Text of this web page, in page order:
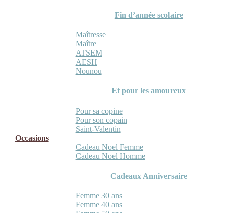
Fin d’année scolaire
Maîtresse
Maître
ATSEM
AESH
Nounou
Et pour les amoureux
Pour sa copine
Pour son copain
Saint-Valentin
Occasions
Cadeau Noel Femme
Cadeau Noel Homme
Cadeaux Anniversaire
Femme 30 ans
Femme 40 ans